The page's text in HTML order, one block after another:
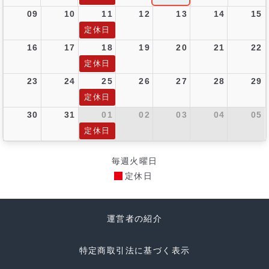
09 10 11 12 13 14 15
定休日
16 17 18 19 20 21 22
定休日
23 24 25 26 27 28 29
定休日
30 31 01 02 03 04 05
定休日
毎週火曜日
定休日
運営者の紹介
特定商取引法に基づく表示